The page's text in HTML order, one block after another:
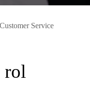
Service
rol